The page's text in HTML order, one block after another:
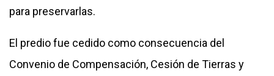
para preservarlas.
El predio fue cedido como consecuencia del
Convenio de Compensación, Cesión de Tierras y